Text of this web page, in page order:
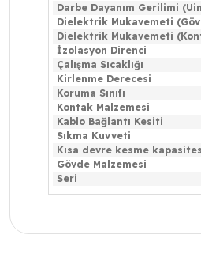
Darbe Dayanım Gerilimi
Dielektrik Mukavemeti
Dielektrik Mukavemeti
İzolasyon Direnci
Çalışma Sıcaklığı
Kirlenme Derecesi
Koruma Sınıfı
Kontak Malzemesi
Kablo Bağlantı Kesiti
Sıkma Kuvveti
Kısa devre kesme
Gövde Malzemesi
Seri